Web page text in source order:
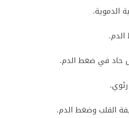
الدموية.
حاد في ضغط الدم.
القلب وضغط الدم.